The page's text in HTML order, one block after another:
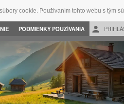
cookie. Používaním tohto webu s tým
PODMIENKY POUŽÍVANIA